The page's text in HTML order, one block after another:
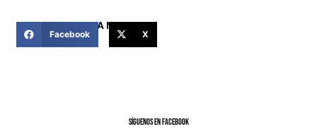
COMPARTIR ESTA NOTICIA
Facebook X
SíGUENOS EN FACEBOOK